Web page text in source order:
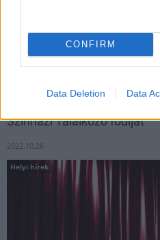
CONFIRM
Data Deletion Data
Bekerült a pénzügyileg
elitjébe a komlói Anderson Group.
Színházi Találkozó fődíját
2022.10.26
Helyi hírek